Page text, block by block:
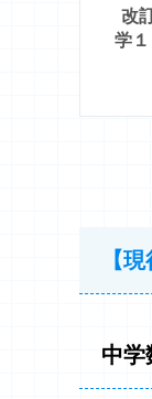
改
学
【
中学